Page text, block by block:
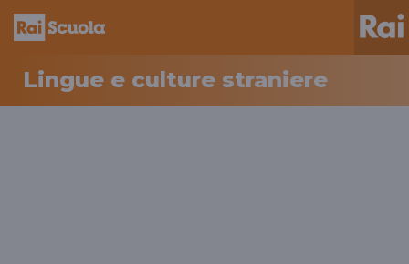
Lingue e culture straniere